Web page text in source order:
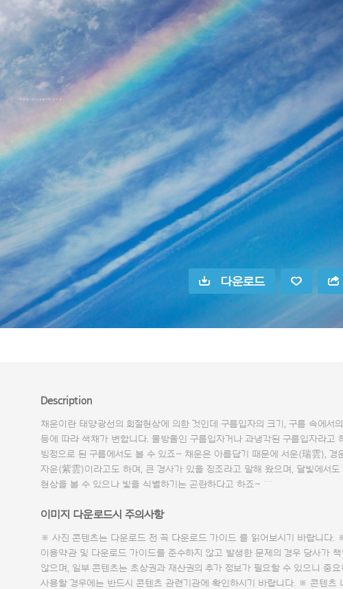
다운로드
Description
채운이란 태양광선의 회절현상에 의한 것인데 구름입자의 크기, 구름 속에서
등에 따라 색채가 변합니다. 물방울인 구름입자거나 과냉각된 구름입자라고
빙정으로 된 구름에서도 볼 수 있죠~ 채운은 아름답기 때문에 서운(瑞雲), 경
자운(紫雲)이라고도 하며, 큰 경사가 있을 징조라고 말해 왔으며, 달빛에서도
현상을 볼 수 있으나 빛을 식별하기는 곤란하다고 하죠~ ^^
이미지 다운로드시 주의사항
※ 사진 콘텐츠는 다운로드 전 꼭 다운로드 가이드 를 읽어보시기 바랍니다.
이용약관 및 다운로드 가이드를 준수하지 않고 발생한 문제의 경우 당사가 책
않으며, 일부 콘텐츠는 초상권과 재산권의 추가 정보가 필요할 수 있으니 중요
사용할 경우에는 반드시 콘텐츠 관련기관에 확인하시기 바랍니다. ※ 콘텐츠